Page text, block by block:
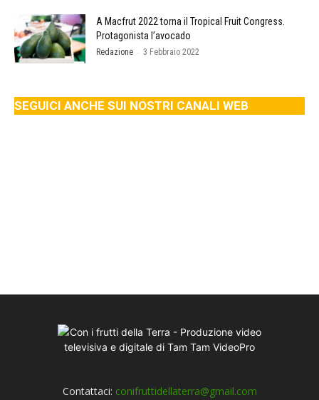
A Macfrut 2022 torna il Tropical Fruit Congress.
Protagonista l’avocado
Redazione - 3 Febbraio 2022
SEGUICI ANCHE SUI NOSTRI CANALI WEB
Contattaci: conifruttidellaterra@gmail.com